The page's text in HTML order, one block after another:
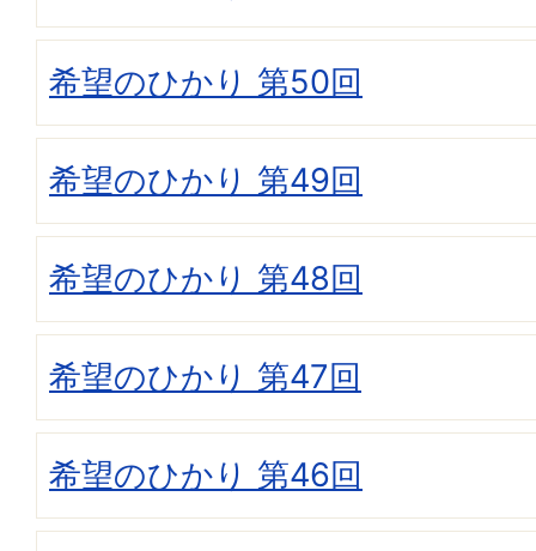
希望のひかり 第50回
希望のひかり 第49回
希望のひかり 第48回
希望のひかり 第47回
希望のひかり 第46回